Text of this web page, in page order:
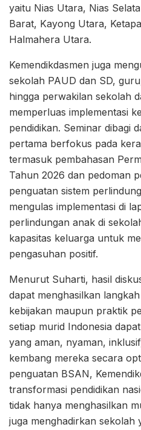
yaitu Nias Utara, Nias
Barat, Kayong Utara,
Halmahera Utara.
Kemendikdasmen juga
sekolah PAUD dan SD,
hingga perwakilan sekolah
memperluas implementasi
pendidikan. Seminar dibagi
pertama berfokus pada
termasuk pembahasan
Tahun 2026 dan pedoman
penguatan sistem
mengulas implementasi di
perlindungan anak di
kapasitas keluarga untuk
pengasuhan positif.
Menurut Suharti, hasil
dapat menghasilkan
kebijakan maupun praktik
setiap murid Indonesia
yang aman, nyaman,
kembang mereka secara
penguatan BSAN,
transformasi pendidikan
tidak hanya menghasilkan
juga menghadirkan sekolah